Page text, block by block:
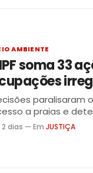
AMBIENTE
soma 33
paralisaram
a praias e
2025
2 dias — Em JUSTIÇA